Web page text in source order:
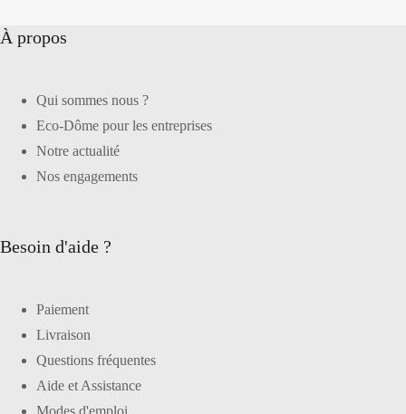
À propos
Qui sommes nous ?
Eco-Dôme pour les entreprises
Notre actualité
Nos engagements
Besoin d'aide ?
Paiement
Livraison
Questions fréquentes
Aide et Assistance
Modes d'emploi